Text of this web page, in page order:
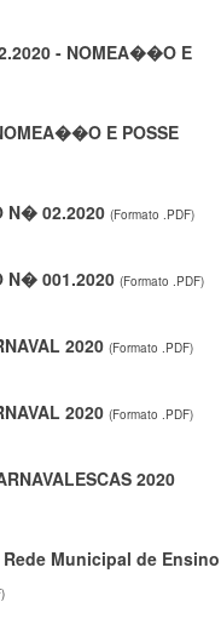
- NOMEA��O E
E POSSE
N� 02.2020 (Formato .PDF)
N� 001.2020 (Formato .PDF)
2020 (Formato .PDF)
2020 (Formato .PDF)
2020
Municipal de Ensino